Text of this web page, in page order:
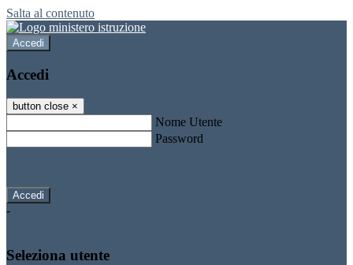
Salta al contenuto
Accedi
Accedi
button close ×
Nome Utente
Password
-
Seleziona utente